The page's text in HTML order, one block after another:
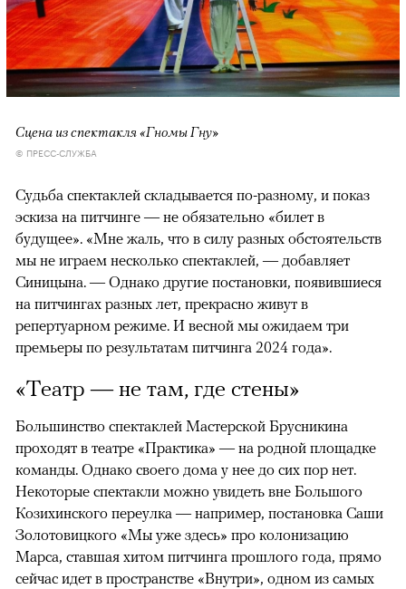
Сцена из спектакля «Гномы Гну»
© ПРЕСС-СЛУЖБА
Судьба спектаклей складывается по-разному, и показ
эскиза на питчинге — не обязательно «билет в
будущее». «Мне жаль, что в силу разных обстоятельств
мы не играем несколько спектаклей, — добавляет
Синицына. — Однако другие постановки, появившиеся
на питчингах разных лет, прекрасно живут в
репертуарном режиме. И весной мы ожидаем три
премьеры по результатам питчинга 2024 года».
«Театр — не там, где стены»
Большинство спектаклей Мастерской Брусникина
проходят в театре «Практика» — на родной площадке
команды. Однако своего дома у нее до сих пор нет.
Некоторые спектакли можно увидеть вне Большого
Козихинского переулка — например, постановка Саши
Золотовицкого «Мы уже здесь» про колонизацию
Марса, ставшая хитом питчинга прошлого года, прямо
сейчас идет в пространстве «Внутри», одном из самых